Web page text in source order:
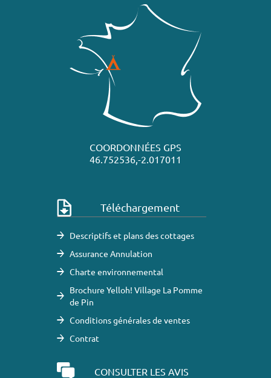
COORDONNÉES GPS
46.752536,-2.017011
Téléchargement
Descriptifs et plans des cottages
Assurance Annulation
Charte environnemental
Brochure Yelloh! Village La Pomme
de Pin
Conditions générales de ventes
Contrat
CONSULTER LES AVIS